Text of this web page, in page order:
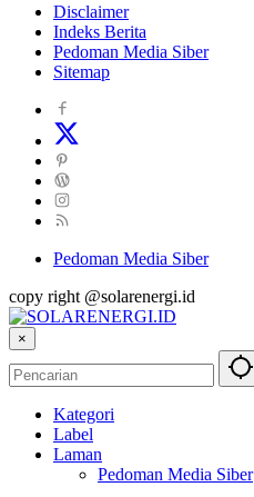
Disclaimer
Indeks Berita
Pedoman Media Siber
Sitemap
Pedoman Media Siber
copy right @solarenergi.id
×
Kategori
Label
Laman
Pedoman Media Siber